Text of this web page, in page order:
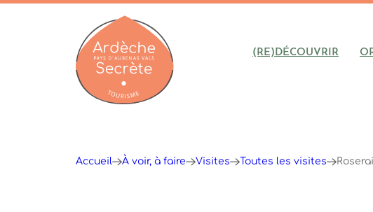
(RE)DÉCOUVRIR
Accueil À voir, à faire Visites Toutes les visites